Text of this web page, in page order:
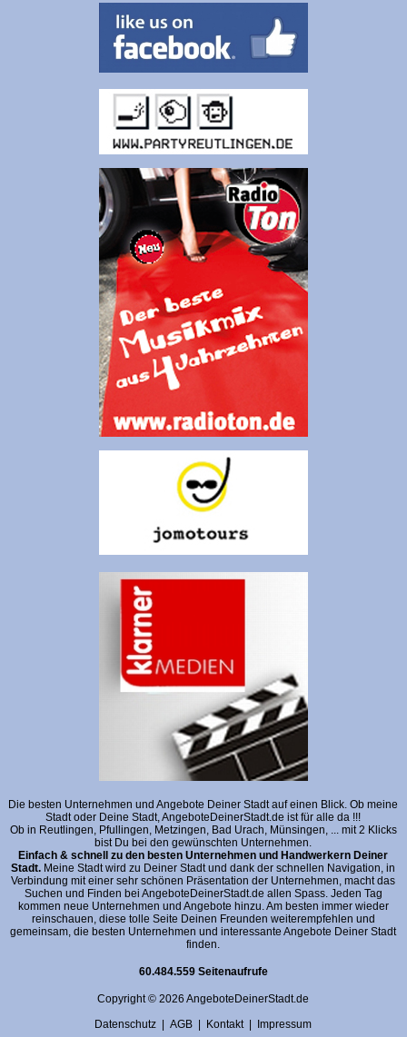
Die besten Unternehmen und Angebote Deiner Stadt auf einen Blick. Ob meine
Stadt oder Deine Stadt, AngeboteDeinerStadt.de ist für alle da !!!
Ob in Reutlingen, Pfullingen, Metzingen, Bad Urach, Münsingen, ... mit 2 Klicks
bist Du bei den gewünschten Unternehmen.
Einfach & schnell zu den besten Unternehmen und Handwerkern Deiner
Stadt. Meine Stadt wird zu Deiner Stadt und dank der schnellen Navigation, in
Verbindung mit einer sehr schönen Präsentation der Unternehmen, macht das
Suchen und Finden bei AngeboteDeinerStadt.de allen Spass. Jeden Tag
kommen neue Unternehmen und Angebote hinzu. Am besten immer wieder
reinschauen, diese tolle Seite Deinen Freunden weiterempfehlen und
gemeinsam, die besten Unternehmen und interessante Angebote Deiner Stadt
finden.
60.484.559 Seitenaufrufe
Copyright © 2026 AngeboteDeinerStadt.de
Datenschutz |AGB | Kontakt| Impressum